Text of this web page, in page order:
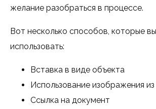
желание разобраться в процессе.
Вот несколько способов, которые
использовать:
Вставка в виде объекта
Использование изображения
Ссылка на документ